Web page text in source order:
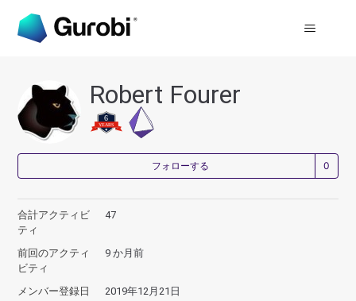
Robert Fourer
フォローする
合計アクティビ
ティ
47
前回のアクティ
ビティ
9 か月前
メンバー登録日
2019年12月21日